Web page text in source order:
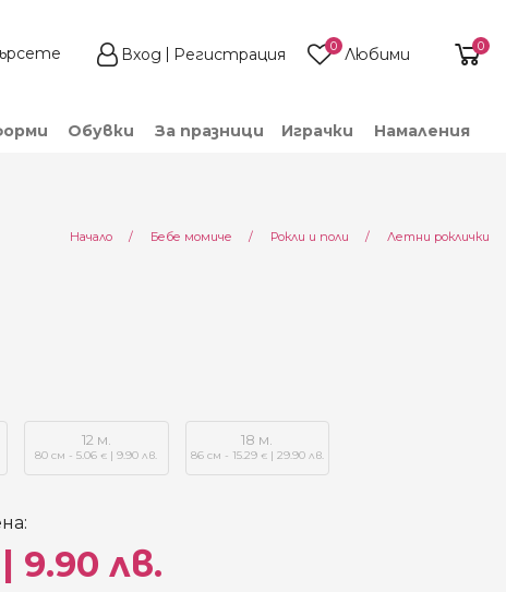
Вход Регистрация Любими
0 0
Обувки За празници Играчки Намаления
Начало Бебе момиче Рокли и поли Летни роклички
| 9.90 лв.
12 м.
80 см - 5.06 € | 9.90 лв.
18 м.
86 см - 15.29 €| 29.90 лв.